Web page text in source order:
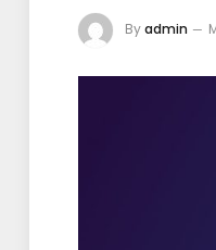
Byadmin